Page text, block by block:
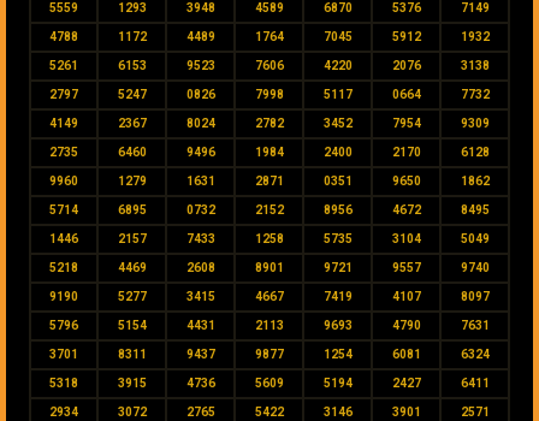
5559 1293 3948 4589 6870 5376 7149
4788 1172 4489 1764 7045 5912 1932
5261 6153 9523 7606 4220 2076 3138
2797 5247 0826 7998 5117 0664 7732
4149 2367 8024 2782 3452 7954 9309
2735 6460 9496 1984 2400 2170 6128
9960 1279 1631 2871 0351 9650 1862
5714 6895 0732 2152 8956 4672 8495
1446 2157 7433 1258 5735 3104 5049
5218 4469 2608 8901 9721 9557 9740
9190 5277 3415 4667 7419 4107 8097
5796 5154 4431 2113 9693 4790 7631
3701 8311 9437 9877 1254 6081 6324
5318 3915 4736 5609 5194 2427 6411
2934 3072 2765 5422 3146 3901 2571